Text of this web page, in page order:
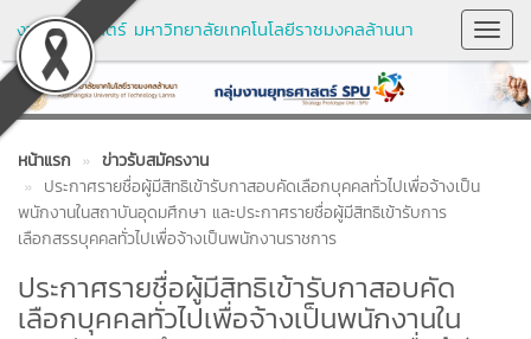
งานยุทธศาสตร์ มหาวิทยาลัยเทคโนโลยีราชมงคลล้านนา
หน้าแรก
ข่าวรับสมัครงาน
ประกาศรายชื่อผู้มีสิทธิเข้ารับกาสอบคัดเลือกบุคคลทั่วไปเพื่อจ้างเป็น
พนักงานในสถาบันอุดมศึกษา และประกาศรายชื่อผู้มีสิทธิเข้ารับการ
เลือกสรรบุคคลทั่วไปเพื่อจ้างเป็นพนักงานราชการ
ประกาศรายชื่อผู้มีสิทธิเข้ารับกาสอบคัด
เลือกบุคคลทั่วไปเพื่อจ้างเป็นพนักงานใน